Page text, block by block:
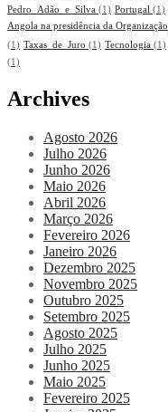
Pedro_Adão_e_Silva (1) Portugal (1)
Angola na presidência da Organização
(1) Taxas_de_Juro (1) Tecnologia (1)
(1)
Archives
Agosto 2026
Julho 2026
Junho 2026
Maio 2026
Abril 2026
Março 2026
Fevereiro 2026
Janeiro 2026
Dezembro 2025
Novembro 2025
Outubro 2025
Setembro 2025
Agosto 2025
Julho 2025
Junho 2025
Maio 2025
Fevereiro 2025